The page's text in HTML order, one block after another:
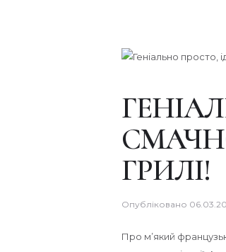
ГРИЛІ!
Опубліковано
Про м’який